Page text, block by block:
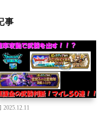
事
2025.12.11